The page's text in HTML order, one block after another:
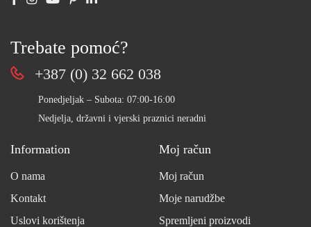
Trebate pomoć?
+387 (0) 32 662 038
Ponedjeljak – Subota: 07:00-16:00
Nedjelja, državni i vjerski praznici neradni
Information
O nama
Kontakt
Uslovi korištenja
Moj račun
Moj račun
Moje narudžbe
Spremljeni proizvodi